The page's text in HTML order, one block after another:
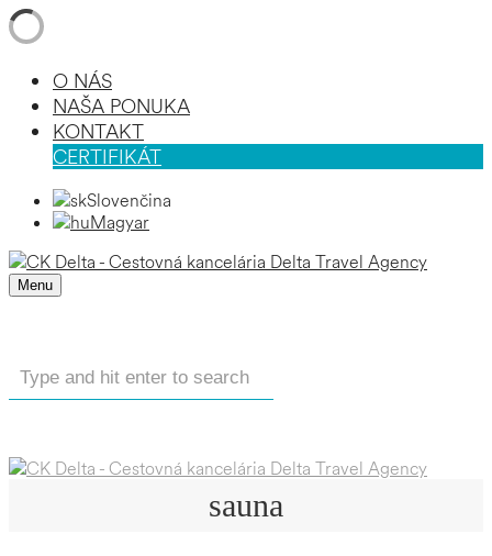
O NÁS
NAŠA PONUKA
KONTAKT
CERTIFIKÁT
Slovenčina
Magyar
Menu
sauna